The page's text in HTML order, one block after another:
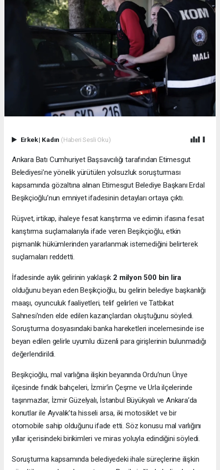
Erkek| Kadın (Haberi Sesli Oku)
Ankara Batı Cumhuriyet Başsavcılığı tarafından Etimesgut
Belediyesi’ne yönelik yürütülen yolsuzluk soruşturması
kapsamında gözaltına alınan Etimesgut Belediye Başkanı Erdal
Beşikçioğlu’nun emniyet ifadesinin detayları ortaya çıktı.
Rüşvet, irtikap, ihaleye fesat karıştırma ve edimin ifasına fesat
karıştırma suçlamalarıyla ifade veren Beşikçioğlu, etkin
pişmanlık hükümlerinden yararlanmak istemediğini belirterek
suçlamaları reddetti.
İfadesinde aylık gelirinin yaklaşık 2 milyon 500 bin lira
olduğunu beyan eden Beşikçioğlu, bu gelirin belediye başkanlığı
maaşı, oyunculuk faaliyetleri, telif gelirleri ve Tatbikat
Sahnesi’nden elde edilen kazançlardan oluştuğunu söyledi.
Soruşturma dosyasındaki banka hareketleri incelemesinde ise
beyan edilen gelirle uyumlu düzenli para girişlerinin bulunmadığı
değerlendirildi.
Beşikçioğlu, mal varlığına ilişkin beyanında Ordu’nun Ünye
ilçesinde fındık bahçeleri, İzmir’in Çeşme ve Urla ilçelerinde
taşınmazlar, İzmir Güzelyalı, İstanbul Büyükyalı ve Ankara’da
konutlar ile Ayvalık’ta hisseli arsa, iki motosiklet ve bir
otomobile sahip olduğunu ifade etti. Söz konusu mal varlığını
yıllar içerisindeki birikimleri ve miras yoluyla edindiğini söyledi.
Soruşturma kapsamında belediyedeki ihale süreçlerine ilişkin